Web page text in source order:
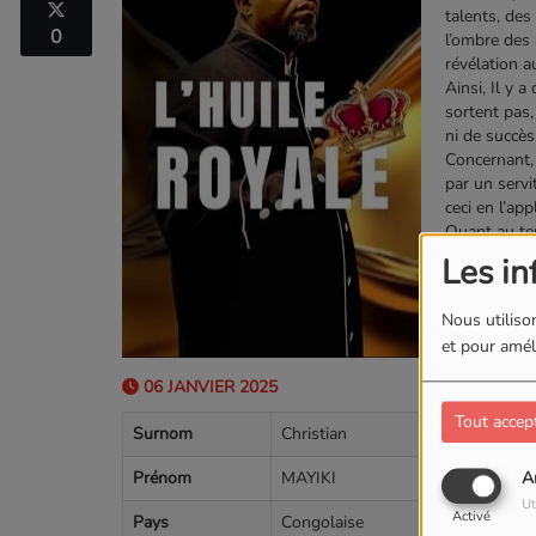
Les
Nous
et pour
Tout
Activé
0
06 JANVIER 2025
Surnom
Christian
Prénom
MAYIKI
Pays
Congolaise
talents,
l’ombre
révélation
Ainsi, Il y a
sortent pas,
ni de
Concernant,
par un
ceci en
Quant au
plutôt le
qu’elle
Ainsi, des
eu droit à
mis sur
Vous avez
stagne,
vous
l’huile
Évangéliste